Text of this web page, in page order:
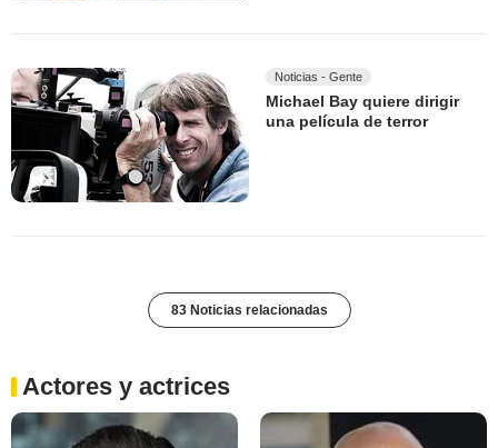
Noticias - Gente
Michael Bay quiere dirigir
una película de terror
83 Noticias relacionadas
Actores y actrices